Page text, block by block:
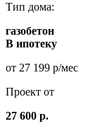
Тип дома:
газобетон
В ипотеку
от 27 199 р/мес
Проект от
27 600 р.